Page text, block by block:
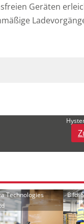
Geräten
Technologies
Bild: